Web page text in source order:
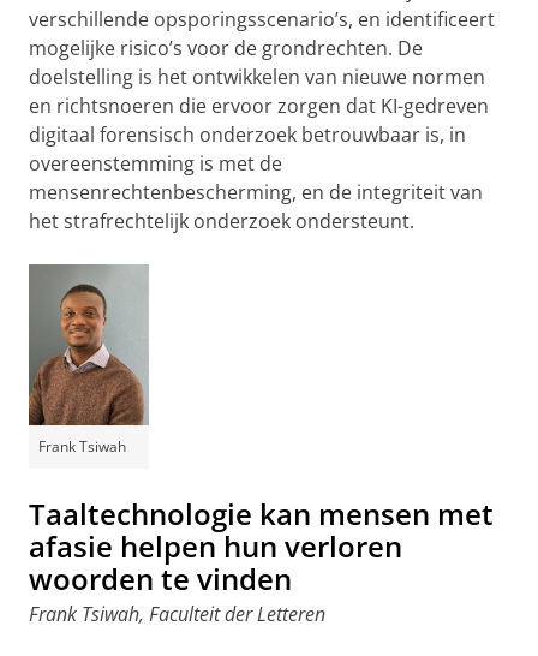
verschillende opsporingsscenario’s, en identificeert
mogelijke risico’s voor de grondrechten. De
doelstelling is het ontwikkelen van nieuwe normen
en richtsnoeren die ervoor zorgen dat KI-gedreven
digitaal forensisch onderzoek betrouwbaar is, in
overeenstemming is met de
mensenrechtenbescherming, en de integriteit van
het strafrechtelijk onderzoek ondersteunt.
Frank Tsiwah
Taaltechnologie kan mensen met
afasie helpen hun verloren
woorden te vinden
Frank Tsiwah, Faculteit der Letteren